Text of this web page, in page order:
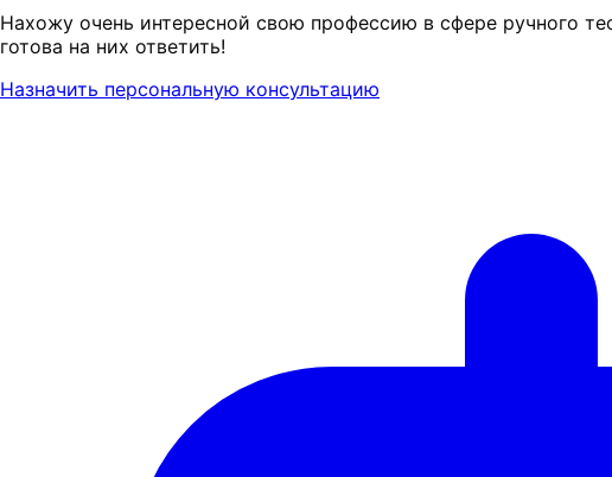
Нахожу очень интересной свою профессию в сфере ручного
готова на них ответить!
Назначить персональную консультацию